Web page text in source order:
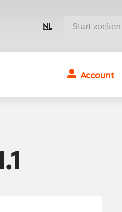
NL
Account